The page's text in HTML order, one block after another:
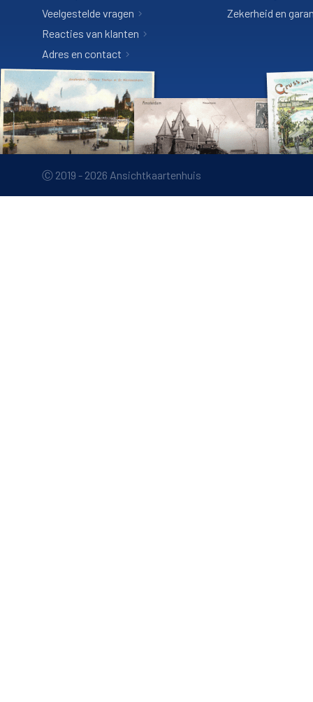
Veelgestelde vragen
Reacties van klanten
Adres en contact
Zekerheid en
Ⓒ 2019 - 2026 Ansichtkaartenhuis